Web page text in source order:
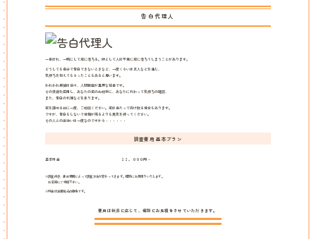
告白代理人
一目ぼれ、一瞬にして恋に落ちる。時として人は不意に恋に落ちてしまうことがあります。
どうしても自分で告白できないときなど、一度くらいは友人などを通じ、
気持ちを伝えてもらったこともあると思います。
われわれ探偵は日々、人間観察が重要な仕事です。
その技術を応用し、あなたの恋のお相手に、あなたに代わって気持ちの確認、
また、告白の代理などを承ります。
恋を諦める前に一度、ご相談ください。恋は当たって砕け散る場合もあります。
ですが、告白もしないで後悔が残るよりも勇気を持ってください。
その人との出会いは一度なのですから・・・・・・
調査費用 基本プラン
基本料金 ２２，０００円～
※調査内容、事前情報によって調査方法が変わってきます。個別にお見積りいたします。
お気軽にご相談下さい。
※料金は消費税込の価格です。
費用は状況に応じて、個別にお見積をさせていただきます。